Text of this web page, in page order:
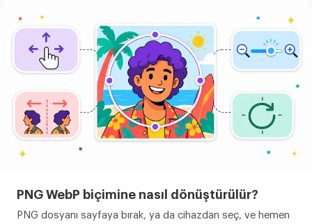
sayfada dönüştürülür, hiçbir şey
gönderilmeden, birkaçını birden
dönüştürmek ise sunucumuzu kullanır
ve indirme bağlantısı yaklaşık iki saatte
kaybolur. Bir WebP şeffaflık taşır,
böylece şeffaf bir alan berrak kalır. PNG
okur, ve onların koca bir grubunu, ve
bir WebP ya da grubun zip'ini döndürür.
PNG dosyanı bırak ve dönüştür.
PNG WebP biçimine nasıl dönüştürülür?
PNG dosyanı sayfaya bırak, ya da cihazdan seç, ve hemen